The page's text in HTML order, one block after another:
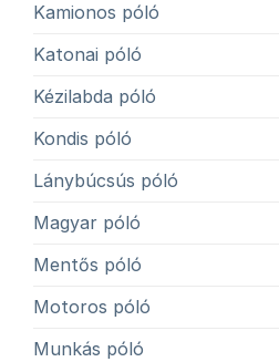
Kamionos póló
Katonai póló
Kézilabda póló
Kondis póló
Lánybúcsús póló
Magyar póló
Mentős póló
Motoros póló
Munkás póló